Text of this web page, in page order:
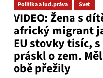
Politika a ľud.práva Svet
VIDEO: Žena s
africký migrant
EU stovky tisíc,
práskl o zem.
obě přežily